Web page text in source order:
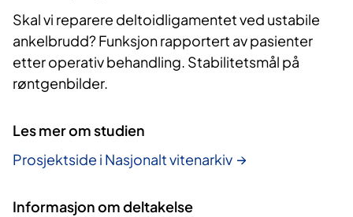
Skal vi reparere deltoidligamentet ved ustabile
ankelbrudd? Funksjon rapportert av pasienter
etter operativ behandling. Stabilitetsmål på
røntgenbilder.
Les mer om studien
Prosjektside i Nasjonalt vitenarkiv
Informasjon om deltakelse